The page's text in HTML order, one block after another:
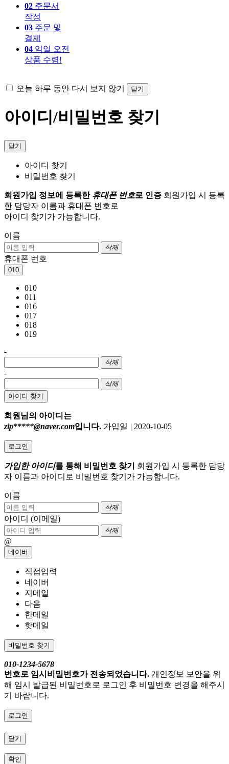
02 주문서
작성
03 주문 및
결제
04 익일 오전
상품 수령!
오늘 하루 동안 다시 보지 않기 닫기
아이디/비밀번호 찾기
닫기
아이디 찾기
비밀번호 찾기
회원가입 정보에 등록한 휴대폰 번호로 인증 회원가입 시 등록
한 담당자 이름과 휴대폰 번호로
아이디 찾기가 가능합니다.
이름
삭제
휴대폰 번호
010
010
011
016
017
018
019
-
삭제
-
삭제
아이디 찾기
회원님의 아이디는
zip*****@naver.com입니다. 가입일 | 2020-10-05
로그인
가입한 아이디를 통해 비밀번호 찾기
회원가입 시 등록한 담당
자 이름과 아이디로 비밀번호 찾기가 가능합니다.
이름
삭제
아이디 (이메일)
삭제
@
네이버
직접입력
네이버
지메일
다음
한메일
핫메일
비밀번호 찾기
010-1234-5678
번호로 임시비밀번호가 전송되었습니다. 개인정보 보안을 위
해 임시 발급된 비밀번호로 로그인 후 비밀번호 변경을 해주시
기 바랍니다.
로그인
닫기
확인